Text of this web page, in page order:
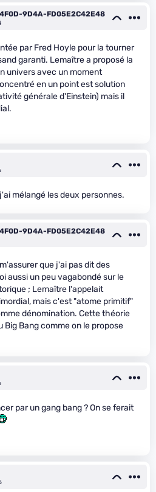
9D4A-FD05E2C42E48
par Fred Hoyle pour la tourner
garanti. Lemaître a proposé la
univers avec un moment
en un point est solution
générale d'Einstein) mais il
mélangé les deux personnes.
9D4A-FD05E2C42E48
que j'ai pas dit des
aussi un peu vagabondé sur le
; Lemaître l'appelait
mais c'est "atome primitif"
dénomination. Cette théorie
Bang comme on le propose
par un gang bang ? On se ferait